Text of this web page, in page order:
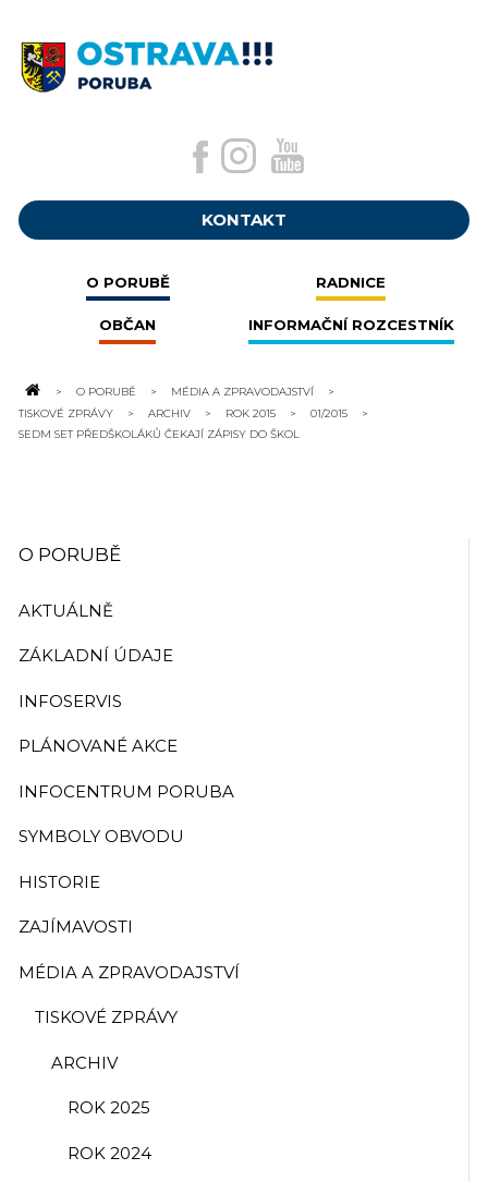
KONTAKT
O PORUBĚ RADNICE
OBČAN INFORMAČNÍ ROZCESTNÍK
O PORUBĚ
MÉDIA A ZPRAVODAJSTVÍ
TISKOVÉ ZPRÁVY
ARCHIV ROK 2015
01/2015
SEDM SET PŘEDŠKOLÁKŮ ČEKAJÍ ZÁPISY DO ŠKOL
O PORUBĚ
AKTUÁLNĚ
ZÁKLADNÍ ÚDAJE
INFOSERVIS
PLÁNOVANÉ AKCE
INFOCENTRUM PORUBA
SYMBOLY OBVODU
HISTORIE
ZAJÍMAVOSTI
MÉDIA A ZPRAVODAJSTVÍ
TISKOVÉ ZPRÁVY
ARCHIV
ROK 2025
ROK 2024